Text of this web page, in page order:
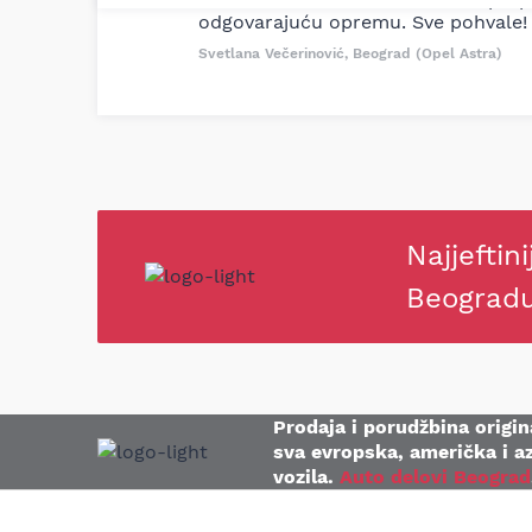
odgovarajuću opremu. Sve pohvale!
Svetlana Večerinović, Beograd (Opel Astra)
Prodaja i porudžbina
sva evropska, američka i
vozila. Auto delovi Beograd